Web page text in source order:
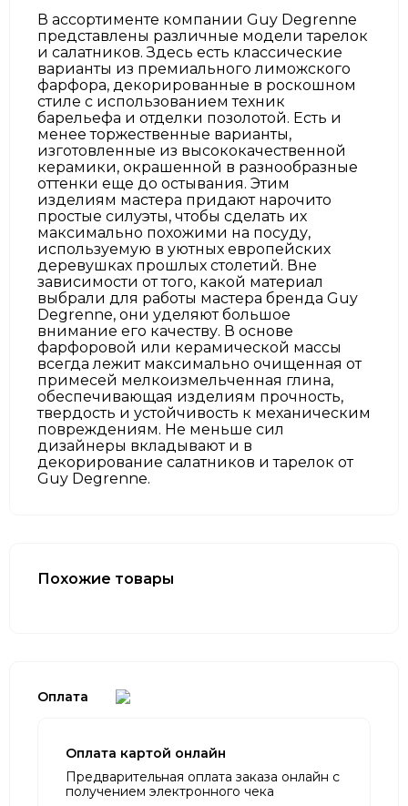
В ассортименте компании Guy Degrenne
представлены различные модели тарелок
и салатников. Здесь есть классические
варианты из премиального лиможского
фарфора, декорированные в роскошном
стиле с использованием техник
барельефа и отделки позолотой. Есть и
менее торжественные варианты,
изготовленные из высококачественной
керамики, окрашенной в разнообразные
оттенки еще до остывания. Этим
изделиям мастера придают нарочито
простые силуэты, чтобы сделать их
максимально похожими на посуду,
используемую в уютных европейских
деревушках прошлых столетий. Вне
зависимости от того, какой материал
выбрали для работы мастера бренда Guy
Degrenne, они уделяют большое
внимание его качеству. В основе
фарфоровой или керамической массы
всегда лежит максимально очищенная от
примесей мелкоизмельченная глина,
обеспечивающая изделиям прочность,
твердость и устойчивость к механическим
повреждениям. Не меньше сил
дизайнеры вкладывают и в
декорирование салатников и тарелок от
Guy Degrenne.
Похожие товары
Оплата
Оплата картой онлайн
Предварительная оплата заказа онлайн с
получением электронного чека